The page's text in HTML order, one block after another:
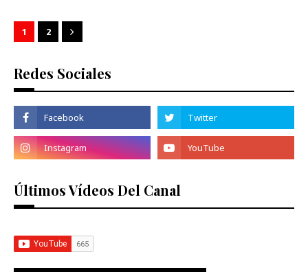
1 2
Redes Sociales
Últimos Vídeos Del Canal